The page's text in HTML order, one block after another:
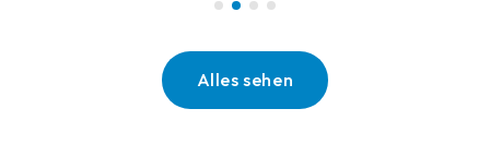
Alles sehen